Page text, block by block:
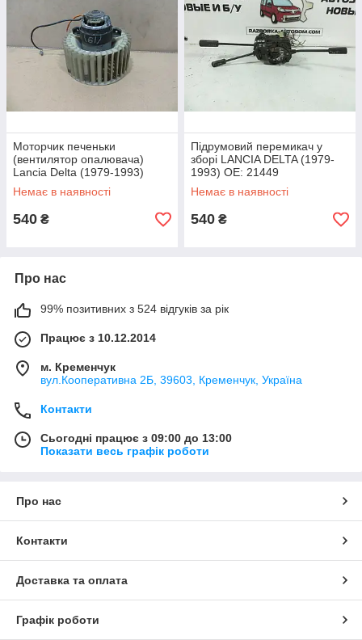
Моторчик печеньки
(вентилятор опалювача)
Lancia Delta (1979-1993)
OE:78518599
Немає в наявності
540 ₴
Підрумовий перемикач у
зборі LANCIA DELTA (1979-
1993) ОЕ: 21449
Немає в наявності
540 ₴
Про нас
99% позитивних з 524 відгуків за рік
Працює з 10.12.2014
м. Кременчук
вул.Кооперативна 2Б, 39603, Кременчук, Україна
Контакти
Сьогодні працює з 09:00 до 13:00
Показати весь графік роботи
Про нас
Контакти
Доставка та оплата
Графік роботи